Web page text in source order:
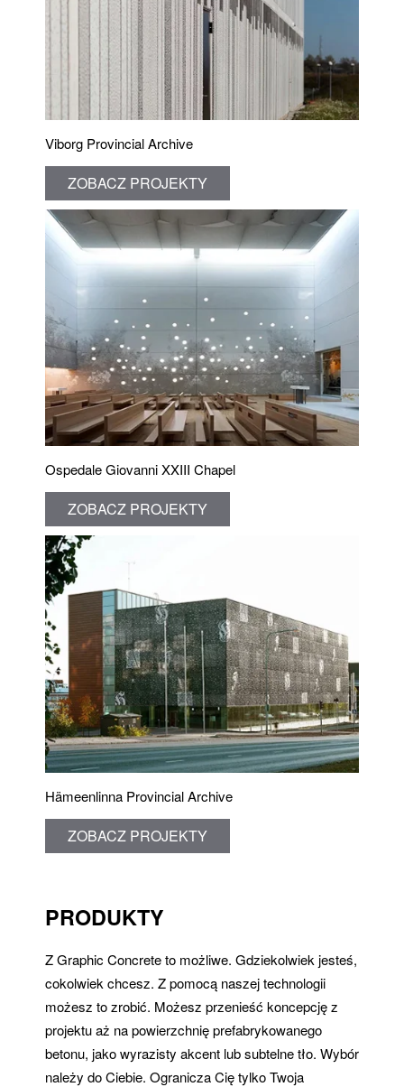
Viborg Provincial Archive
ZOBACZ PROJEKTY
Ospedale Giovanni XXIII Chapel
ZOBACZ PROJEKTY
Hämeenlinna Provincial Archive
ZOBACZ PROJEKTY
PRODUKTY
Z Graphic Concrete to możliwe. Gdziekolwiek jesteś,
cokolwiek chcesz. Z pomocą naszej technologii
możesz to zrobić. Możesz przenieść koncepcję z
projektu aż na powierzchnię prefabrykowanego
betonu, jako wyrazisty akcent lub subtelne tło. Wybór
należy do Ciebie. Ogranicza Cię tylko Twoja